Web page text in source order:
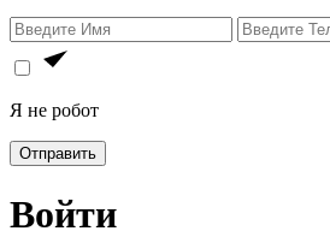
Я не робот
Отправить
Войти